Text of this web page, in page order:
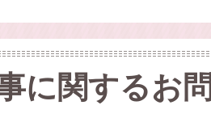
に関するお